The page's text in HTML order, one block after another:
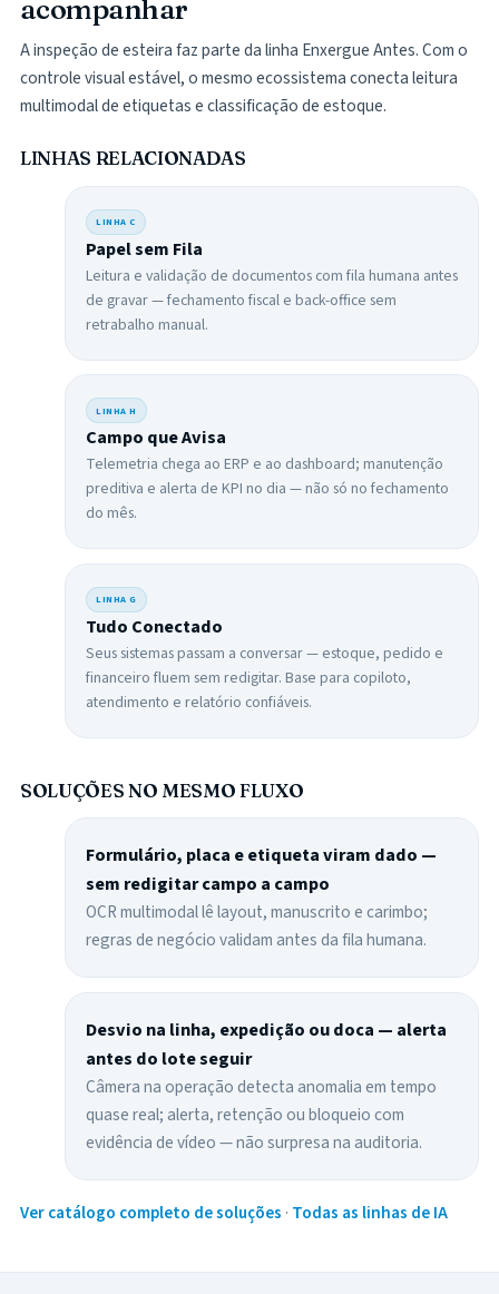
acompanhar
A inspeção de esteira faz parte da linha Enxergue Antes. Com o
controle visual estável, o mesmo ecossistema conecta leitura
multimodal de etiquetas e classificação de estoque.
LINHAS RELACIONADAS
LINHAC
Papel sem Fila
Leitura e validação de documentos com fila humana antes
de gravar — fechamento fiscal e back-office sem
retrabalho manual.
LINHAH
Campo que Avisa
Telemetria chega ao ERP e ao dashboard; manutenção
preditiva e alerta de KPI no dia — não só no fechamento
do mês.
LINHAG
Tudo Conectado
Seus sistemas passam a conversar — estoque, pedido e
financeiro fluem sem redigitar. Base para copiloto,
atendimento e relatório confiáveis.
SOLUÇÕES NO MESMO FLUXO
Formulário, placa e etiqueta viram dado —
sem redigitar campo a campo
OCR multimodal lê layout, manuscrito e carimbo;
regras de negócio validam antes da fila humana.
Desvio na linha, expedição ou doca — alerta
antes do lote seguir
Câmera na operação detecta anomalia em tempo
quase real; alerta, retenção ou bloqueio com
evidência de vídeo — não surpresa na auditoria.
Ver catálogo completo de soluções · Todas as linhas de IA